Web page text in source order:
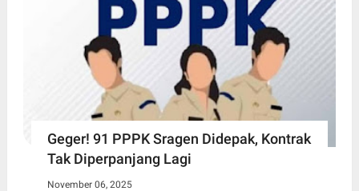
Geger! 91 PPPK Sragen Didepak, Kontrak
Tak Diperpanjang Lagi
November 06, 2025